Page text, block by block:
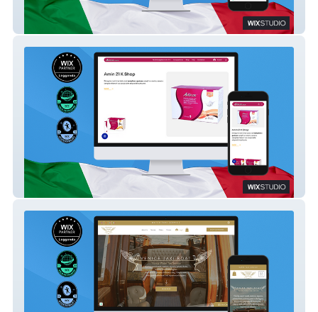
Chimica Italiana Lubrificanti
Amin 21 K Shop